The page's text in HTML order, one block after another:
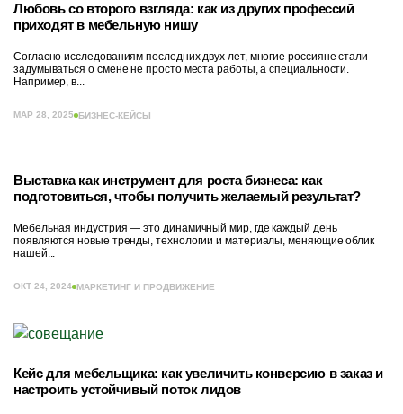
Любовь со второго взгляда: как из других профессий
приходят в мебельную нишу
Согласно исследованиям последних двух лет, многие россияне стали
задумываться о смене не просто места работы, а специальности.
Например, в...
МАР 28, 2025 БИЗНЕС-КЕЙСЫ
Выставка как инструмент для роста бизнеса: как
подготовиться, чтобы получить желаемый результат?
Мебельная индустрия — это динамичный мир, где каждый день
появляются новые тренды, технологии и материалы, меняющие облик
нашей...
ОКТ 24, 2024 МАРКЕТИНГ И ПРОДВИЖЕНИЕ
Кейс для мебельщика: как увеличить конверсию в заказ и
настроить устойчивый поток лидов